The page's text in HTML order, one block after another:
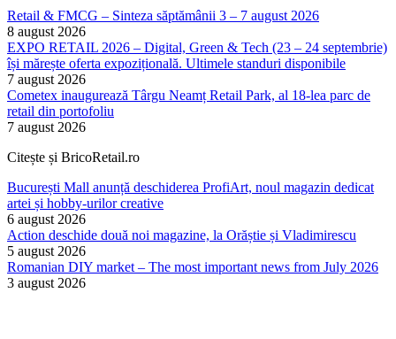
Retail & FMCG – Sinteza săptămânii 3 – 7 august 2026
8 august 2026
EXPO RETAIL 2026 – Digital, Green & Tech (23 – 24 septembrie)
își mărește oferta expozițională. Ultimele standuri disponibile
7 august 2026
Cometex inaugurează Târgu Neamț Retail Park, al 18-lea parc de
retail din portofoliu
7 august 2026
Citește și BricoRetail.ro
București Mall anunță deschiderea ProfiArt, noul magazin dedicat
artei și hobby-urilor creative
6 august 2026
Action deschide două noi magazine, la Orăștie și Vladimirescu
5 august 2026
Romanian DIY market – The most important news from July 2026
3 august 2026